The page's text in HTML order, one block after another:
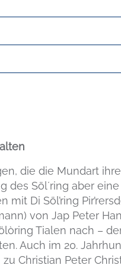
die die Mundart
des Söl´ring aber
mit Di Söl’ring
von Jap Peter
Tialen nach –
Auch im 20.
Christian Peter